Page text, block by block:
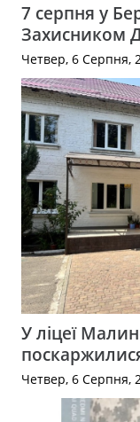
7 серпня у
Захисником
Четвер, 6 Серпня,
У ліцеї
Четвер, 6 Серпня,